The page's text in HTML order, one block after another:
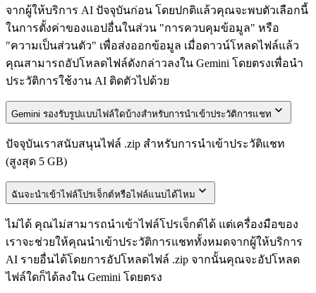
จากผู้ให้บริการ AI ปัจจุบันก่อน โดยปกติแล้วคุณจะพบตัวเลือกนี้
ในการตั้งค่าของแอปอื่นในส่วน "การควบคุมข้อมูล" หรือ
"ความเป็นส่วนตัว" เพื่อส่งออกข้อมูล เมื่อดาวน์โหลดไฟล์แล้ว
คุณสามารถอัปโหลดไฟล์ดังกล่าวลงใน Gemini โดยตรงเพื่อนำ
ประวัติการใช้งาน AI ติดตัวไปด้วย
Gemini รองรับรูปแบบไฟล์ใดบ้างสำหรับการนำเข้าประวัติการแชท
ปัจจุบันเราสนับสนุนไฟล์ .zip สำหรับการนำเข้าประวัติแชท
(สูงสุด 5 GB)
ฉันจะนำเข้าไฟล์โปรเจ็กต์หรือไฟล์แนบได้ไหม
ไม่ได้ คุณไม่สามารถนำเข้าไฟล์โปรเจ็กต์ได้ แต่เครื่องมือของ
เราจะช่วยให้คุณนำเข้าประวัติการแชททั้งหมดจากผู้ให้บริการ
AI รายอื่นได้โดยการอัปโหลดไฟล์ .zip จากนั้นคุณจะอัปโหลด
ไฟล์ใดก็ได้ลงใน Gemini โดยตรง